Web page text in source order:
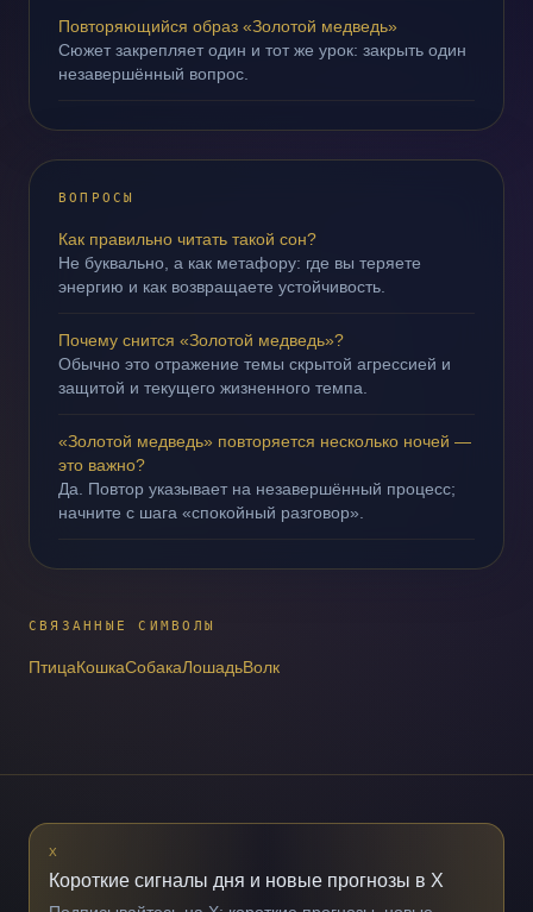
Повторяющийся образ «Золотой медведь»
Сюжет закрепляет один и тот же урок: закрыть один
незавершённый вопрос.
ВОПРОСЫ
Как правильно читать такой сон?
Не буквально, а как метафору: где вы теряете
энергию и как возвращаете устойчивость.
Почему снится «Золотой медведь»?
Обычно это отражение темы скрытой агрессией и
защитой и текущего жизненного темпа.
«Золотой медведь» повторяется несколько ночей —
это важно?
Да. Повтор указывает на незавершённый процесс;
начните с шага «спокойный разговор».
СВЯЗАННЫЕ СИМВОЛЫ
ПтицаКошкаСобакаЛошадьВолк
X
Короткие сигналы дня и новые прогнозы в X